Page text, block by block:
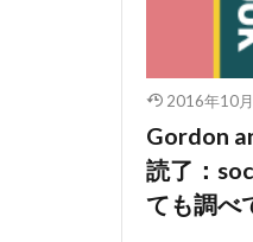
2016年10
Gordon
読了：
ても調べ